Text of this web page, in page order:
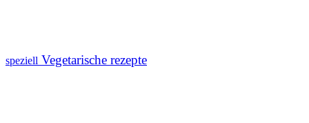
speziell Vegetarische rezepte